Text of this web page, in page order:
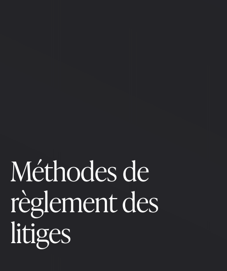
Méthodes de
règlement des
litiges